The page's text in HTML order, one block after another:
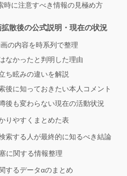
時に注意すべき情報の見極め方
散後の公式説明・現在の状況
の内容を時系列で整理
なかったと判明した理由
ち眩みの違いを解説
後に知っておきたい本人コメント
後も変わらない現在の活動状況
りやすくまとめた表
索する人が最終的に知るべき結論
に関する情報整理
するデータαのまとめ